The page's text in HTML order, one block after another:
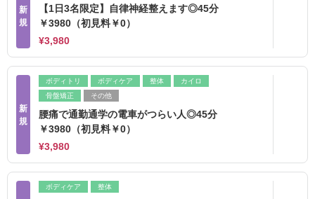
新
規
【1日3名限定】自律神経整えます◎45分
￥3980（初見料￥0）
¥3,980
新
規
ボディトリ ボディケア 整体
カイロ
骨盤矯正
その他
腰痛で通勤通学の電車がつらい人◎45分
￥3980（初見料￥0）
¥3,980
ボディケア 整体